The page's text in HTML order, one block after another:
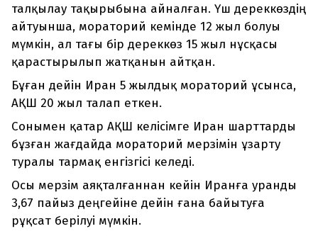
талқылау тақырыбына айналған. Үш дереккөздің
айтуынша, мораторий кемінде 12 жыл болуы
мүмкін, ал тағы бір дереккөз 15 жыл нұсқасы
қарастырылып жатқанын айтқан.
Бұған дейін Иран 5 жылдық мораторий ұсынса,
АҚШ 20 жыл талап еткен.
Сонымен қатар АҚШ келісімге Иран шарттарды
бұзған жағдайда мораторий мерзімін ұзарту
туралы тармақ енгізгісі келеді.
Осы мерзім аяқталғаннан кейін Иранға уранды
3,67 пайыз деңгейіне дейін ғана байытуға
рұқсат берілуі мүмкін.